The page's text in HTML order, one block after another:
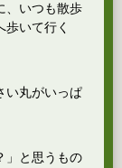
、いつも散歩
いて行く
い丸がいっぱ
」と思うもの